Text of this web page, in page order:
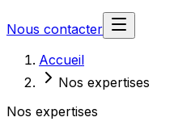
Nous contacter
Accueil
Nos expertises
Nos expertises